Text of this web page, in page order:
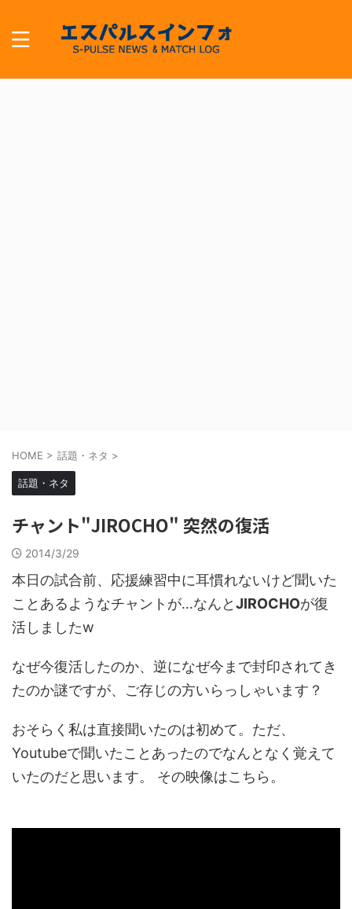
HOME > 話題・ネタ >
話題・ネタ
チャント"JIROCHO" 突然の復活
2014/3/29
本日の試合前、応援練習中に耳慣れないけど聞いた
ことあるようなチャントが…なんとJIROCHOが復
活しましたw
なぜ今復活したのか、逆になぜ今まで封印されてき
たのか謎ですが、ご存じの方いらっしゃいます？
おそらく私は直接聞いたのは初めて。ただ、
Youtubeで聞いたことあったのでなんとなく覚えて
いたのだと思います。 その映像はこちら。